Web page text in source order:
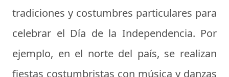
tradiciones y costumbres particulares para
celebrar el Día de la Independencia. Por
ejemplo, en el norte del país, se realizan
fiestas costumbristas con música y danzas